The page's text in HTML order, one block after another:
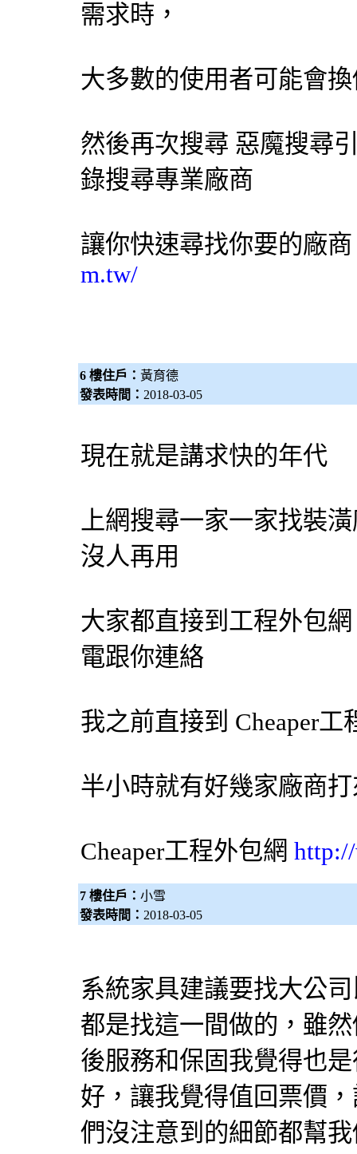
需求時，
大多數的使用者可能會
然後再次搜尋 惡魔搜尋
錄搜尋專業廠商
讓你快速尋找你要的廠
m.tw/
6 樓住戶： 黃育德
發表時間： 2018-03-05
現在就是講求快的年代
上網搜尋一家一家找裝
沒人再用
大家都直接到工程外包網
電跟你連絡
我之前直接到 Cheaper工
半小時就有好幾家廠商
Cheaper工程外包網
7 樓住戶： 小雪
發表時間： 2018-03-05
系統家具建議要找大公
都是找這一間做的，雖
後服務和保固我覺得也
好，讓我覺得值回票價
們沒注意到的細節都幫